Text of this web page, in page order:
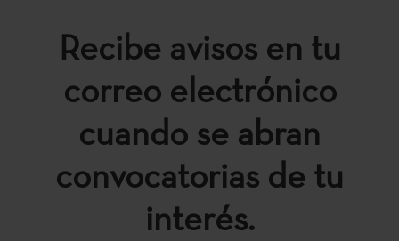
Recibe avisos en tu
correo electrónico
cuando se abran
convocatorias de tu
interés.